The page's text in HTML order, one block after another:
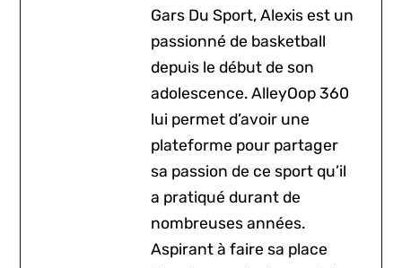
Gars Du Sport, Alexis est un
passionné de basketball
depuis le début de son
adolescence. AlleyOop 360
lui permet d’avoir une
plateforme pour partager
sa passion de ce sport qu’il
a pratiqué durant de
nombreuses années.
Aspirant à faire sa place